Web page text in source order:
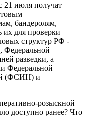
21 июля получат
бандеролям,
их для проверки
структур РФ -
Федеральной
разведки, а
Федеральной
(ФСИН) и
розыскной
доступно ранее? Что